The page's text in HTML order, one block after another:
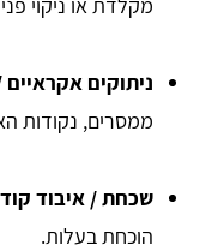
ניתוקים אקראיים
ממסרים, נקודות
שכחת / איבוד
הוכחת בעלות.